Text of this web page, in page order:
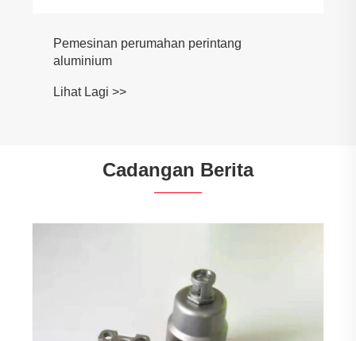
Pemesinan perumahan perintang
aluminium
Lihat Lagi >>
Cadangan Berita